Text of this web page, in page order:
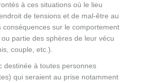
à ces situations où le lieu
de tensions et de mal-être au
conséquences sur le comportement
partie des sphères de leur vécu
couple, etc.).
destinée à toutes personnes
qui seraient au prise notamment